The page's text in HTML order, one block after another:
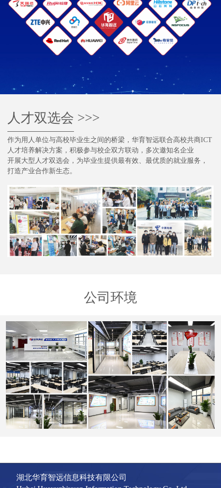
人才双选会 >>>
作为用人单位与高校毕业生之间的桥梁，华育智远联合高校共商ICT
人才培养解决方案，积极参与校企双方联动，多次邀知名企业
开展大型人才双选会，为毕业生提供最有效、最优质的就业服务，
打造产业合作新生态。
公司环境
湖北华育智远信息科技有限公司